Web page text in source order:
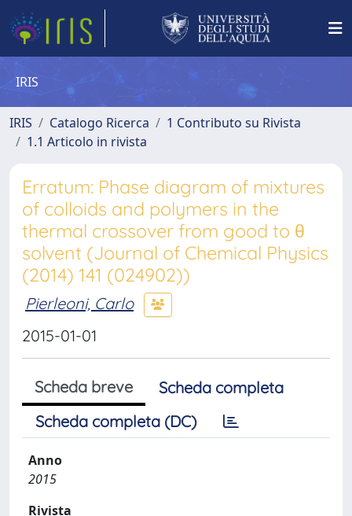
IRIS
IRIS Catalogo Ricerca
1 Contributo su Rivista
1.1 Articolo in rivista
Erratum: Phase diagram of mixtures
of colloids and polymers in the
thermal crossover from good to θ
solvent (Journal of Chemical Physics
(2014) 141 (024902))
Pierleoni, Carlo
2015-01-01
Scheda breve
Scheda completa
Scheda completa (DC)
Anno
2015
Rivista